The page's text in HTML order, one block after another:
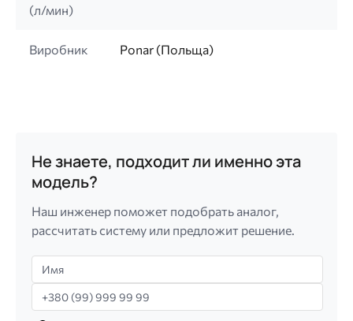
(л/мин)
Виробник Ponar (Польща)
Не знаете, подходит ли именно эта
модель?
Наш инженер поможет подобрать аналог,
рассчитать систему или предложит решение.
Имя
Телефон